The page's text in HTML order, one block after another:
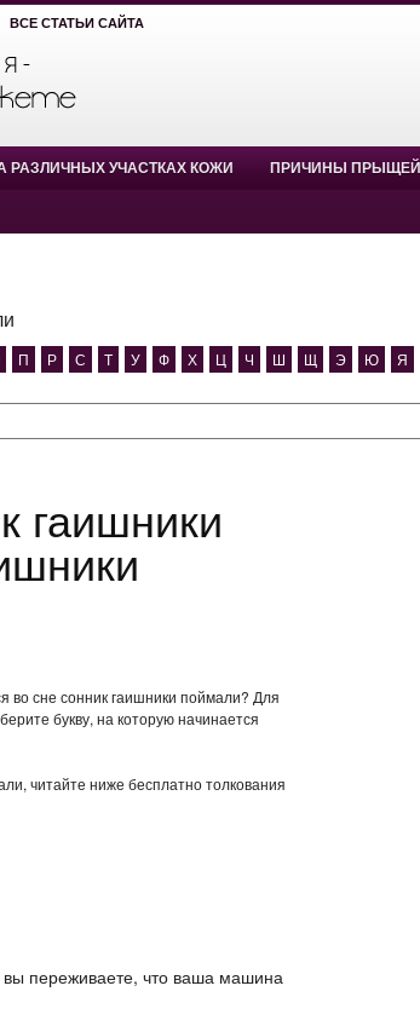
ВСЕ СТАТЬИ САЙТА
РАЗЛИЧНЫХ УЧАСТКАХ КОЖИ ПРИЧИНЫ ПРЫЩЕЙ
П Р С Т У Ф Х Ц Ч Ш Щ Э Ю Я
во сне сонник гаишники поймали? Для
букву, на которую начинается
читайте ниже бесплатно толкования
вы переживаете, что ваша машина